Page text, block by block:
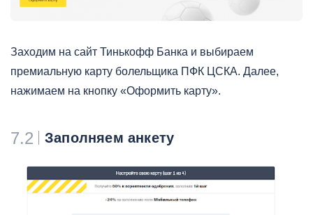
Заходим на сайт Тинькофф Банка и выбираем
премиальную карту болельщика ПФК ЦСКА. Далее,
нажимаем на кнопку «Оформить карту».
7.2 Заполняем анкету